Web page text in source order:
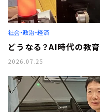
社会・政治・経済
どうなる？AI時代の教育
2026.07.25